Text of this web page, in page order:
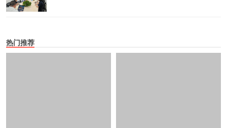
热门推荐